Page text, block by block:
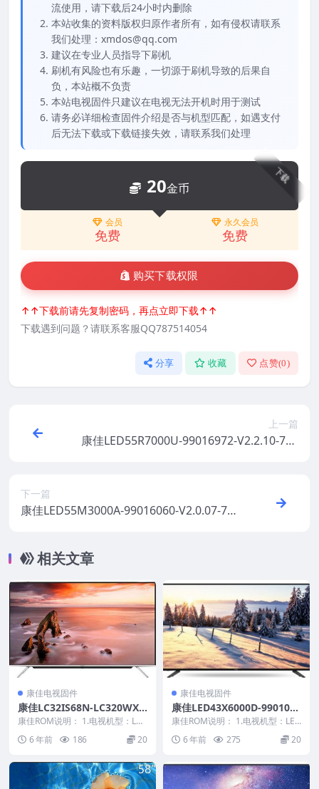
流使用，请下载后24小时内删除
本站收集的资料版权归原作者所有，如有侵权请联系
我们处理：xmdos@qq.com
建议在专业人员指导下刷机
刷机有风险也有乐趣，一切源于刷机导致的后果自
负，本站概不负责
本站电视固件只建议在电视无法开机时用于测试
请务必详细检查固件介绍是否与机型匹配，如遇支付
后无法下载或下载链接失效，请联系我们处理
下载
20金币
会员
免费
永久会员
免费
购买下载权限
↑↑下载前请先复制密码，再点立即下载↑↑
下载遇到问题？请联系客服QQ787514054
分享 收藏 点赞(0)
上一篇
康佳LED55R7000U-99016972-V2.2.10-720
下一篇
康佳LED55M3000A-99016060-V2.0.07-720
相关文章
康佳电视固件
康佳LC32IS68N-LC320WXE
SBV2-V1.2.25-99006936原
厂系统刷机电视固件包下载
康佳ROM说明： 1.电视机型：LC3
2IS68N 2.物料号：99006936...
6 年前 186 20
康佳电视固件
康佳LED43X6000D-9901014
8-V1.0.02-LTA430HQ01原厂
系统刷机电视固件包下载
康佳ROM说明： 1.电视机型：LED
43X6000D 2.物料号：990101...
6 年前 275 20